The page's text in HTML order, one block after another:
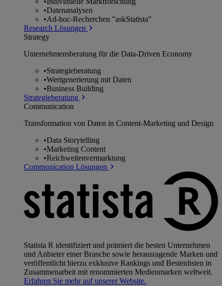
•Datenanalysen
•Ad-hoc-Recherchen "askStatista"
Research Lösungen
Strategy
Unternehmens­beratung für die Data-Driven Economy
•Strategieberatung
•Wertgenerierung mit Daten
•Business Building
Strategieberatung
Communication
Transformation von Daten in Content-Marketing und Design
•Data Storytelling
•Marketing Content
•Reichweitenvermarktung
Communication Lösungen
Statista R identifiziert und prämiert die besten Unternehmen
und Anbieter einer Branche sowie herausragende Marken und
veröffentlicht hierzu exklusive Rankings und Bestenlisten in
Zusammenarbeit mit renommierten Medienmarken weltweit.
Erfahren Sie mehr auf unserer Website.